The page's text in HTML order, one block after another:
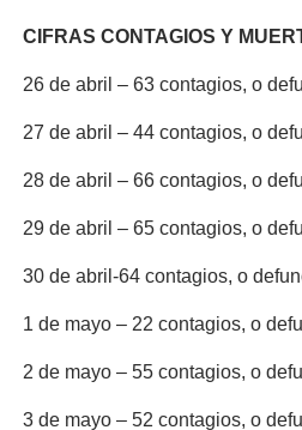
CIFRAS CONTAGIOS Y
26 de abril – 63 contagios, o
27 de abril – 44 contagios, o
28 de abril – 66 contagios, o
29 de abril – 65 contagios, o
30 de abril-64 contagios, o
1 de mayo – 22 contagios, o
2 de mayo – 55 contagios, o
3 de mayo – 52 contagios, o